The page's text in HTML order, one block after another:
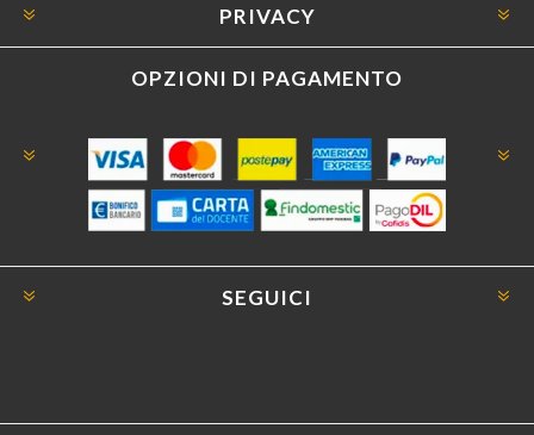
PRIVACY
OPZIONI DI PAGAMENTO
SEGUICI